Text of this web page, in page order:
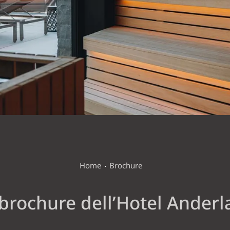
WELLNESS VITAL GARDEN
ATTIVITÀ E DINTORNI
Home Brochure
dell’Hotel